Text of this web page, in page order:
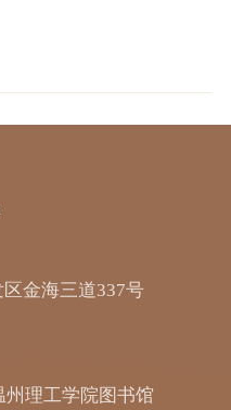
金海三道337号
州理工学院图书馆